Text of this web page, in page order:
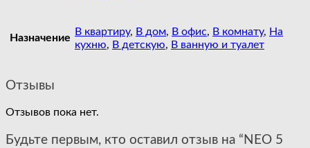
Назначение
В квартиру, В дом, В офис, В комнату, На
кухню, В детскую, В ванную и туалет
Отзывы
Отзывов пока нет.
Будьте первым, кто оставил отзыв на “NEO 5